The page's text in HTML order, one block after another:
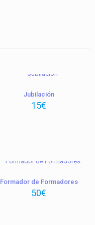
Jubilación
15€
Formador de Formadores
50€